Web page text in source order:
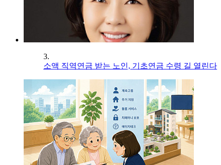
3.
소액 직역연금 받는 노인, 기초연금 수령 길 열린다